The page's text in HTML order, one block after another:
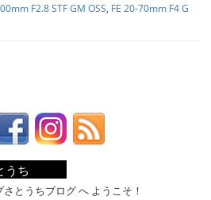
F2.8 STF GM OSS, FE 20-70mm F4 G
うち
とうちブログ へ ようこそ！